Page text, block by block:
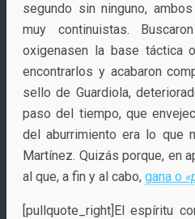
segundo sin ninguno,
muy continuistas.
oxigenasen la base táctica
encontrarlos y acabaron
sello de Guardiola,
paso del tiempo, que
del aburrimiento era lo que
Martínez. Quizás porque, en
al que, a fin y al cabo, gana o
[pullquote_right]El espíritu